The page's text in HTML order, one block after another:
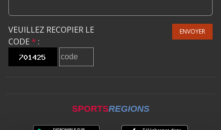
VEUILLEZ RECOPIER LE
CODE * :
ENVOYER
SPORTSREGIONS